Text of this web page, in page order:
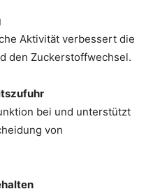
Aktivität verbessert die
den Zuckerstoffwechsel.
bei und unterstützt
von